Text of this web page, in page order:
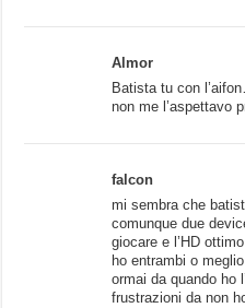
Almor
Batista tu con
non me l’aspettavo
falcon
mi sembra che
comunque due
giocare e l’HD
ho entrambi o
ormai da quando ho
frustrazioni da non